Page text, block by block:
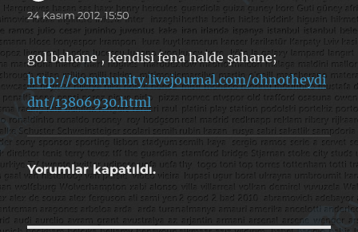
ki:
24 Kasım 2012, 15:50
gol bahane , kendisi fena halde şahane;
http://community.livejournal.com/ohnotheydi
dnt/13806930.html
Yorumlar kapatıldı.